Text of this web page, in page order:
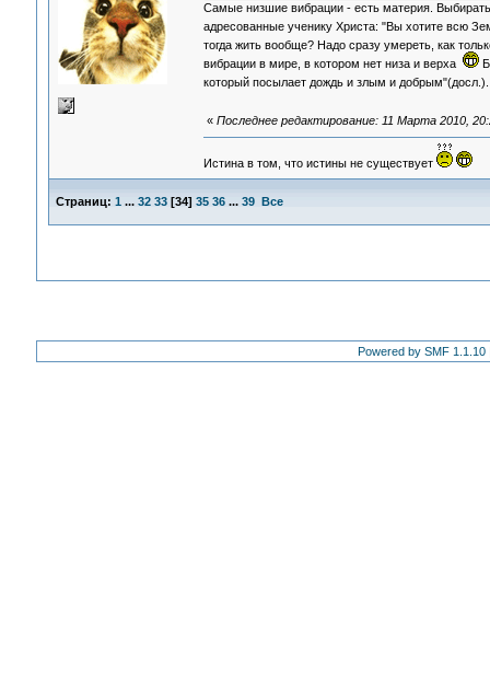
Самые низшие вибрации - есть материя.
адресованные ученику Христа: "Вы хотите всю
тогда жить вообще? Надо сразу умереть, как
вибрации в мире, в котором нет низа и верха
который посылает дождь и злым и
« Последнее редактирование: 11 Марта 2010,
Истина в том, что истины не существует
Страниц: 1 ... 32 33[34] 35 36 ... 39 Все
Powered by SMF 1.1.10